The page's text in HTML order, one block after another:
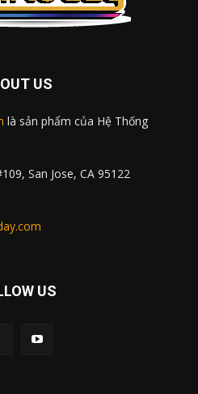
US
là sản phẩm của Hệ Thống
San Jose, CA 95122
US